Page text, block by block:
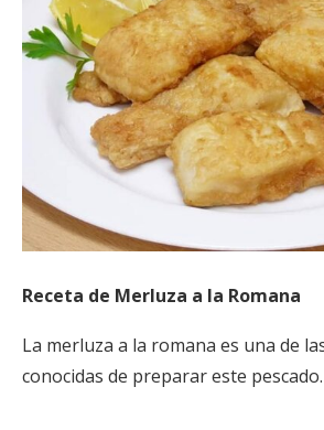
Receta de Merluza a la Romana
La merluza a la romana es una de
conocidas de preparar este pescado.